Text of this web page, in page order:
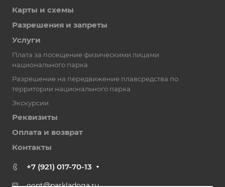
Карты и схемы
Разрешения и запреты
Услуги
Плата за посещение физическими лицами
национального парка
Разрешение на передвижение плавсредства по
территории национального парка
Экскурсии
Реквизиты
Оплата и возврат
Контакты
+7 (921) 017-70-13